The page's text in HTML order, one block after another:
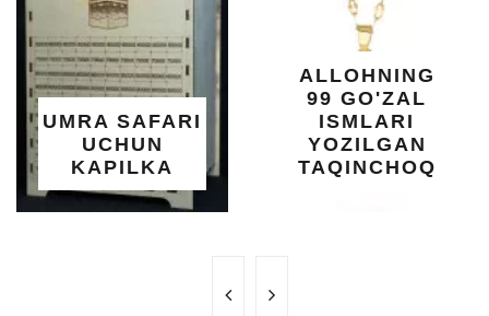
UMRA SAFARI
UCHUN
KAPILKA
ALLOHNING
99 GO'ZAL
ISMLARI
YOZILGAN
TAQINCHOQ